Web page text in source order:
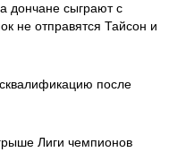
дончане сыграют с
не отправятся Тайсон и
после
Лиги чемпионов